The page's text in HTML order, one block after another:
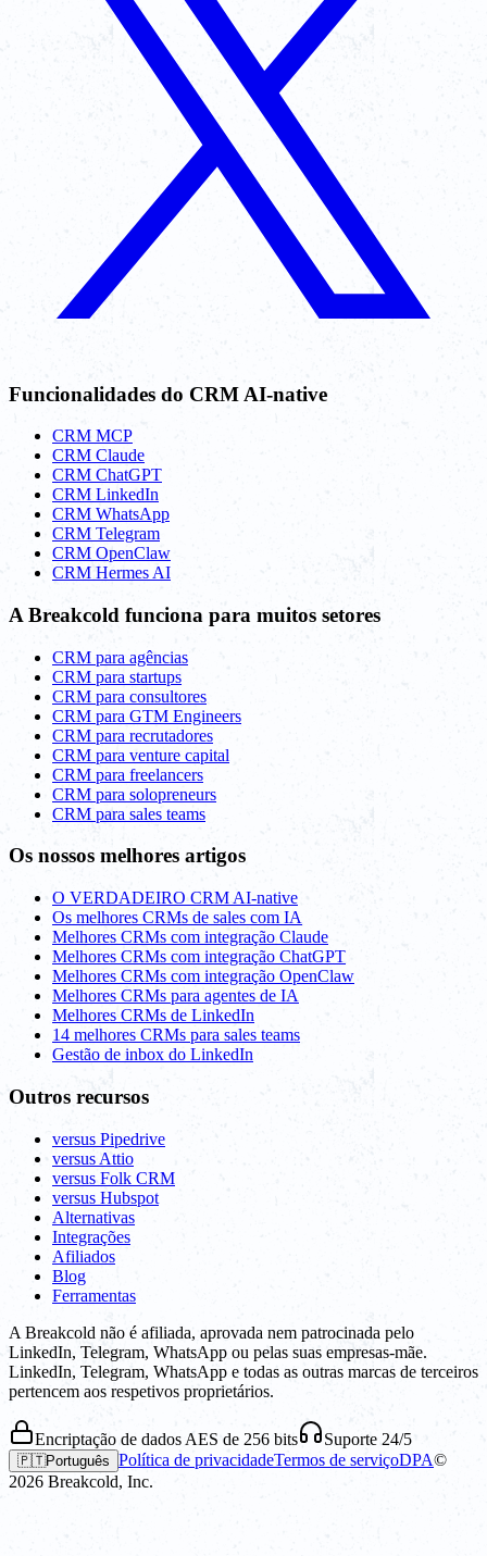
Funcionalidades do CRM AI-native
CRM MCP
CRM Claude
CRM ChatGPT
CRM LinkedIn
CRM WhatsApp
CRM Telegram
CRM OpenClaw
CRM Hermes AI
A Breakcold funciona para muitos setores
CRM para agências
CRM para startups
CRM para consultores
CRM para GTM Engineers
CRM para recrutadores
CRM para venture capital
CRM para freelancers
CRM para solopreneurs
CRM para sales teams
Os nossos melhores artigos
O VERDADEIRO CRM AI-native
Os melhores CRMs de sales com IA
Melhores CRMs com integração Claude
Melhores CRMs com integração ChatGPT
Melhores CRMs com integração OpenClaw
Melhores CRMs para agentes de IA
Melhores CRMs de LinkedIn
14 melhores CRMs para sales teams
Gestão de inbox do LinkedIn
Outros recursos
versus Pipedrive
versus Attio
versus Folk CRM
versus Hubspot
Alternativas
Integrações
Afiliados
Blog
Ferramentas
A Breakcold não é afiliada, aprovada nem patrocinada pelo
LinkedIn, Telegram, WhatsApp ou pelas suas empresas-mãe.
LinkedIn, Telegram, WhatsApp e todas as outras marcas de terceiros
pertencem aos respetivos proprietários.
Encriptação de dados AES de 256 bits Suporte 24/5
🇵🇹Português Política de privacidadeTermos de serviçoDPA©
2026 Breakcold, Inc.